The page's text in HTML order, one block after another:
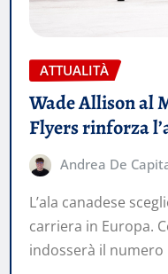
ATTUALITÀ
Wade Allison al
Flyers rinforza
Andrea De
L’ala canadese
carriera in Europa.
indosserà il